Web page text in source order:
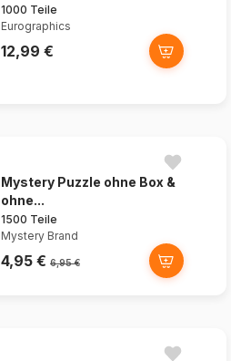
1000 Teile
Eurographics
12,99 €
Mystery Puzzle ohne Box &
ohne...
1500 Teile
Mystery Brand
4,95 € 6,95 €